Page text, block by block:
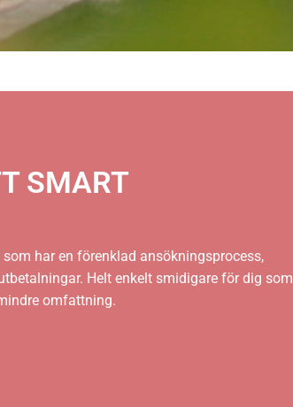
SMART
har en förenklad ansökningsprocess,
Helt enkelt smidigare för dig som
omfattning.